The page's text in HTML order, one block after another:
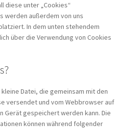
diese unter „Cookies“
werden außerdem von uns
In dem unten stehendem
über die Verwendung von Cookies
Datei, die gemeinsam mit den
versendet und vom Webbrowser auf
Gerät gespeichert werden kann. Die
können während folgender